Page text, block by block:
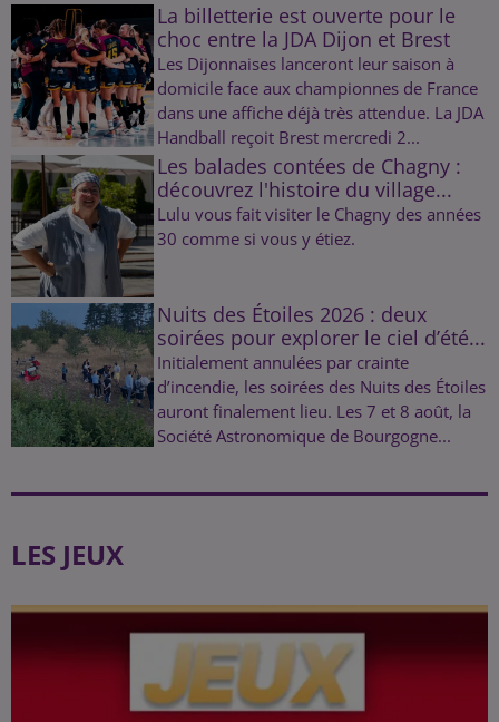
La billetterie est ouverte pour le
choc entre la JDA Dijon et Brest
Les Dijonnaises lanceront leur saison à
domicile face aux championnes de France
dans une affiche déjà très attendue. La JDA
Handball reçoit Brest mercredi 2...
Les balades contées de Chagny :
découvrez l'histoire du village...
Lulu vous fait visiter le Chagny des années
30 comme si vous y étiez.
Nuits des Étoiles 2026 : deux
soirées pour explorer le ciel d’été...
Initialement annulées par crainte
d’incendie, les soirées des Nuits des Étoiles
auront finalement lieu. Les 7 et 8 août, la
Société Astronomique de Bourgogne...
LES JEUX